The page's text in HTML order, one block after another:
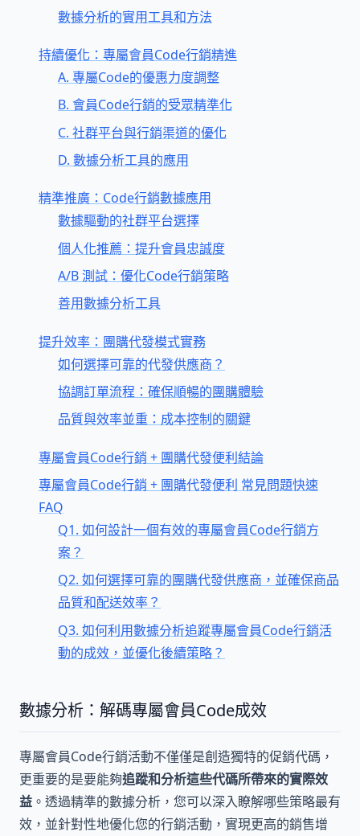
數據分析的實用工具和方法
持續優化：專屬會員Code行銷精進
A. 專屬Code的優惠力度調整
B. 會員Code行銷的受眾精準化
C. 社群平台與行銷渠道的優化
D. 數據分析工具的應用
精準推廣：Code行銷數據應用
數據驅動的社群平台選擇
個人化推薦：提升會員忠誠度
A/B 測試：優化Code行銷策略
善用數據分析工具
提升效率：團購代發模式實務
如何選擇可靠的代發供應商？
協調訂單流程：確保順暢的團購體驗
品質與效率並重：成本控制的關鍵
專屬會員Code行銷 + 團購代發便利結論
專屬會員Code行銷 + 團購代發便利 常見問題快速
FAQ
Q1. 如何設計一個有效的專屬會員Code行銷方
案？
Q2. 如何選擇可靠的團購代發供應商，並確保商品
品質和配送效率？
Q3. 如何利用數據分析追蹤專屬會員Code行銷活
動的成效，並優化後續策略？
數據分析：解碼專屬會員Code成效
專屬會員Code行銷活動不僅僅是創造獨特的促銷代碼，
更重要的是要能夠追蹤和分析這些代碼所帶來的實際效
益 。透過精準的數據分析，您可以深入瞭解哪些策略最有
效，並針對性地優化您的行銷活動，實現更高的銷售增